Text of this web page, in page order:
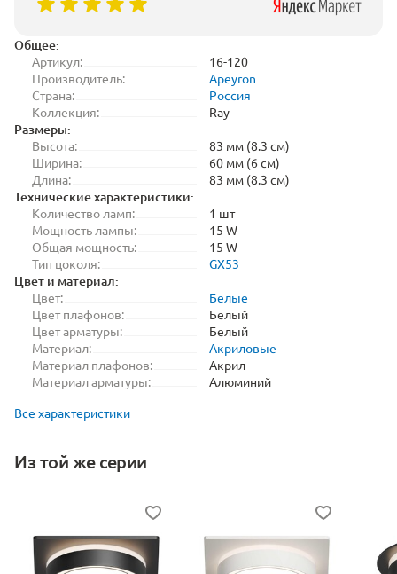
Общее:
Артикул:
16-120
Производитель:
Apeyron
Страна:
Россия
Коллекция:
Ray
Размеры:
Высота:
83 мм (8.3 см)
Ширина:
60 мм (6 см)
Длина:
83 мм (8.3 см)
Технические характеристики:
Количество ламп:
1 шт
Мощность лампы:
15 W
Общая мощность:
15 W
Тип цоколя:
GX53
Цвет и материал:
Цвет:
Белые
Цвет плафонов:
Белый
Цвет арматуры:
Белый
Материал:
Акриловые
Материал плафонов:
Акрил
Материал арматуры:
Алюминий
Все характеристики
Из той же серии